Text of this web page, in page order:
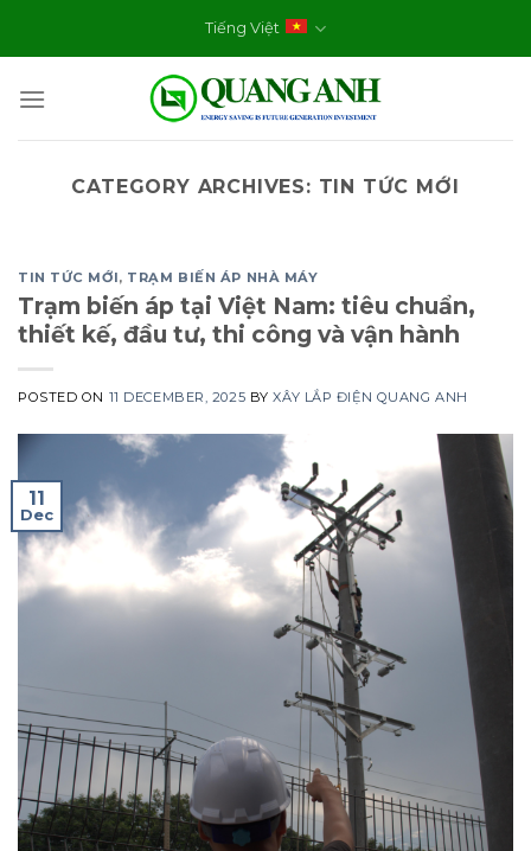
Tiếng Việt
CATEGORY ARCHIVES: TIN TỨC MỚI
TIN TỨC MỚI, TRẠM BIẾN ÁP NHÀ MÁY
Trạm biến áp tại Việt Nam: tiêu chuẩn,
thiết kế, đầu tư, thi công và vận hành
POSTED ON 11 DECEMBER, 2025 BYXÂY LẮP ĐIỆN QUANG ANH
11
Dec